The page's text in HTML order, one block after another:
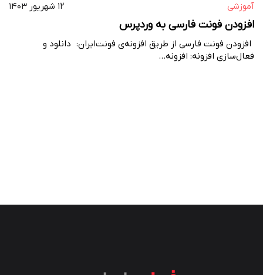
آموزشی ۱۲ شهریور ۱۴۰۳
افزودن فونت فارسی به وردپرس
افزودن فونت فارسی از طریق افزونه‌ی فونت‌ایران: دانلود و
فعال‌سازی افزونه: افزونه…